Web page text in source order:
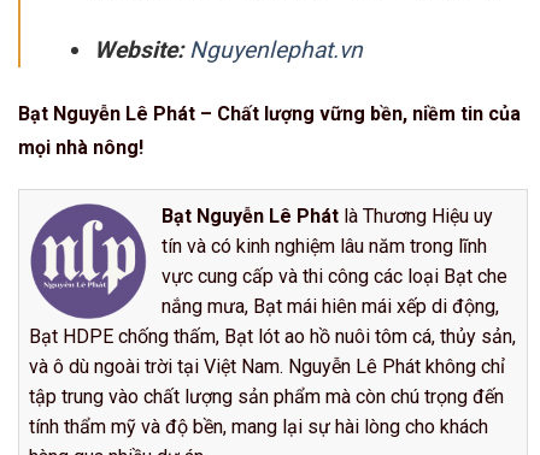
Website: Nguyenlephat.vn
Bạt Nguyễn Lê Phát – Chất lượng vững bền, niềm tin của
mọi nhà nông!
Bạt Nguyễn Lê Phát là Thương Hiệu uy
tín và có kinh nghiệm lâu năm trong lĩnh
vực cung cấp và thi công các loại Bạt che
nắng mưa, Bạt mái hiên mái xếp di động,
Bạt HDPE chống thấm, Bạt lót ao hồ nuôi tôm cá, thủy sản,
và ô dù ngoài trời tại Việt Nam. Nguyễn Lê Phát không chỉ
tập trung vào chất lượng sản phẩm mà còn chú trọng đến
tính thẩm mỹ và độ bền, mang lại sự hài lòng cho khách